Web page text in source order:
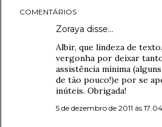
COMENTÁRIOS
Zoraya disse…
Albir, que lindeza de
vergonha por deixar
assistência mínima
de tão pouco!)e por se
inúteis. Obrigada!
5 de dezembro de 2011 às 17:04